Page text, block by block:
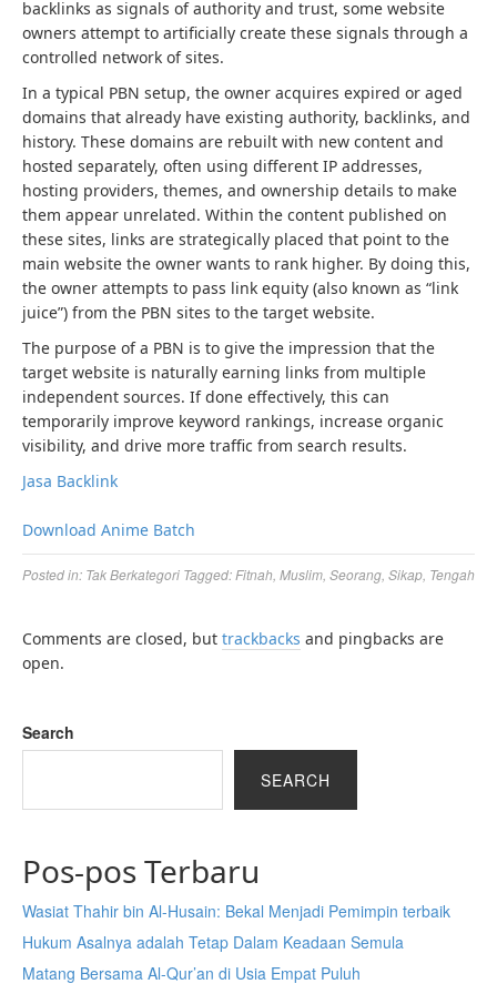
backlinks as signals of authority and trust, some website
owners attempt to artificially create these signals through a
controlled network of sites.
In a typical PBN setup, the owner acquires expired or aged
domains that already have existing authority, backlinks, and
history. These domains are rebuilt with new content and
hosted separately, often using different IP addresses,
hosting providers, themes, and ownership details to make
them appear unrelated. Within the content published on
these sites, links are strategically placed that point to the
main website the owner wants to rank higher. By doing this,
the owner attempts to pass link equity (also known as “link
juice”) from the PBN sites to the target website.
The purpose of a PBN is to give the impression that the
target website is naturally earning links from multiple
independent sources. If done effectively, this can
temporarily improve keyword rankings, increase organic
visibility, and drive more traffic from search results.
Jasa Backlink
Download Anime Batch
Posted in: Tak Berkategori Tagged: Fitnah Muslim Seorang Sikap Tengah
Comments are closed, but trackbacks and pingbacks are
open.
Search
SEARCH
Pos-pos Terbaru
Wasiat Thahir bin Al-Husain: Bekal Menjadi Pemimpin terbaik
Hukum Asalnya adalah Tetap Dalam Keadaan Semula
Matang Bersama Al-Qur’an di Usia Empat Puluh